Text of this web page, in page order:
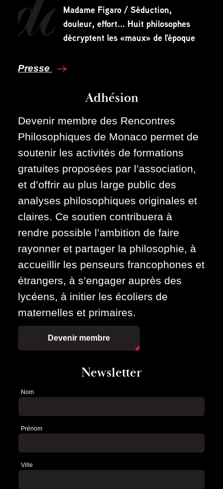
Madame Figaro / Séduction,
douleur, effort... Huit philosophes
décryptent les «maux» de l'époque
Presse
Adhésion
Devenir membre des Rencontres
Philosophiques de Monaco permet de
soutenir les activités de formations
gratuites proposées par l’association,
et d’offrir au plus large public des
analyses philosophiques originales et
claires. Ce soutien contribuera à
rendre possible l’ambition de faire
rayonner et partager la philosophie, à
accueillir les penseurs francophones et
étrangers, à s’engager auprès des
lycéens, à initier les écoliers de
maternelles et primaires.
Devenir membre
Newsletter
Newsletter
Nom
Prénom
Ville